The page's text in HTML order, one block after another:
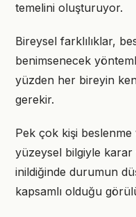
temelini oluşturuyor.
Bireysel farklılıklar,
benimsenecek
yüzden her bireyin
gerekir.
Pek çok kişi
yüzeysel bilgiyle
inildiğinde durumun
kapsamlı olduğu